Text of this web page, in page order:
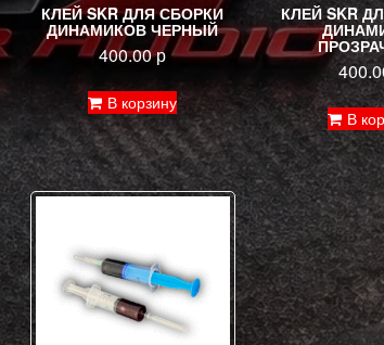
КЛЕЙ SKR ДЛЯ СБОРКИ
ДИНАМИКОВ ЧЕРНЫЙ
400.00р
В корзину
КЛЕЙ SKR
В